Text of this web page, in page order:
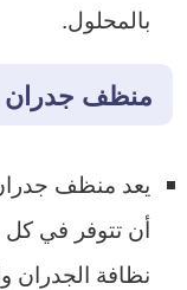
بالمحلول.
منظف جدران
يعد منظف
أن تتوفر في
نظافة الجدران